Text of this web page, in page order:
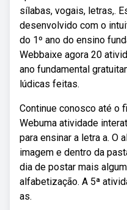
sílabas, vogais, letras,.
desenvolvido com o
do 1º ano do ensino
Webbaixe agora 20
ano fundamental
lúdicas feitas.
Continue conosco até o
Webuma atividade
para ensinar a letra a. O
imagem e dentro da
dia de postar mais
alfabetização. A 5ª
as.